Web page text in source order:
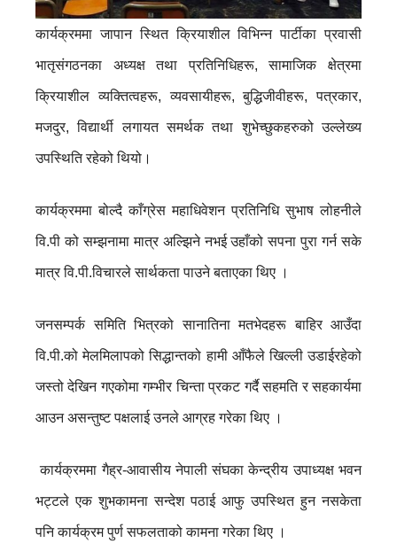
कार्यक्रममा जापान स्थित क्रियाशील विभिन्न पार्टीका प्रवासी
भातृसंगठनका अध्यक्ष तथा प्रतिनिधिहरू, सामाजिक क्षेत्रमा
क्रियाशील व्यक्तित्वहरू, व्यवसायीहरू, बुद्धिजीवीहरू, पत्रकार,
मजदुर, विद्यार्थी लगायत समर्थक तथा शुभेच्छुकहरुको उल्लेख्य
उपस्थिति रहेको थियो।
कार्यक्रममा बोल्दै काँग्रेस महाधिवेशन प्रतिनिधि सुभाष लोहनीले
वि.पी को सम्झनामा मात्र अल्झिने नभई उहाँको सपना पुरा गर्न सके
मात्र वि.पी.विचारले सार्थकता पाउने बताएका थिए ।
जनसम्पर्क समिति भित्रको सानातिना मतभेदहरू बाहिर आउँदा
वि.पी.को मेलमिलापको सिद्धान्तको हामी आँफैले खिल्ली उडाईरहेको
जस्तो देखिन गएकोमा गम्भीर चिन्ता प्रकट गर्दै सहमति र सहकार्यमा
आउन असन्तुष्ट पक्षलाई उनले आग्रह गरेका थिए ।
कार्यक्रममा गैह्र-आवासीय नेपाली संघका केन्द्रीय उपाध्यक्ष भवन
भट्टले एक शुभकामना सन्देश पठाई आफु उपस्थित हुन नसकेता
पनि कार्यक्रम पुर्ण सफलताको कामना गरेका थिए ।